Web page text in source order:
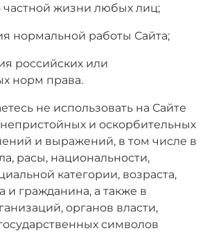
жизни любых лиц;
нормальной работы Сайта;
российских или
норм права.
не использовать на Сайте
и оскорбительных
и выражений, в том числе в
расы, национальности,
категории, возраста,
и гражданина, а также в
органов власти,
символов